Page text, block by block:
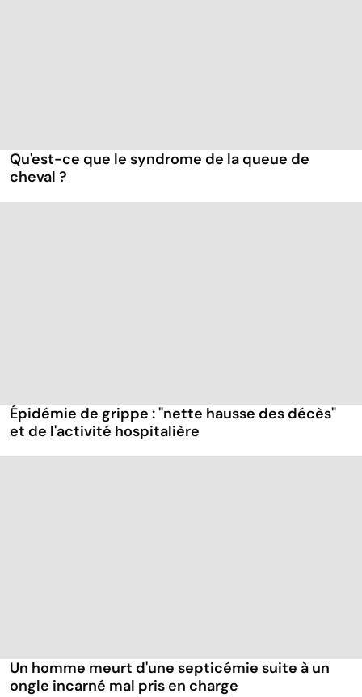
Qu'est-ce que le syndrome de la queue de
cheval ?
Épidémie de grippe : "nette hausse des décès"
et de l'activité hospitalière
Un homme meurt d'une septicémie suite à un
ongle incarné mal pris en charge